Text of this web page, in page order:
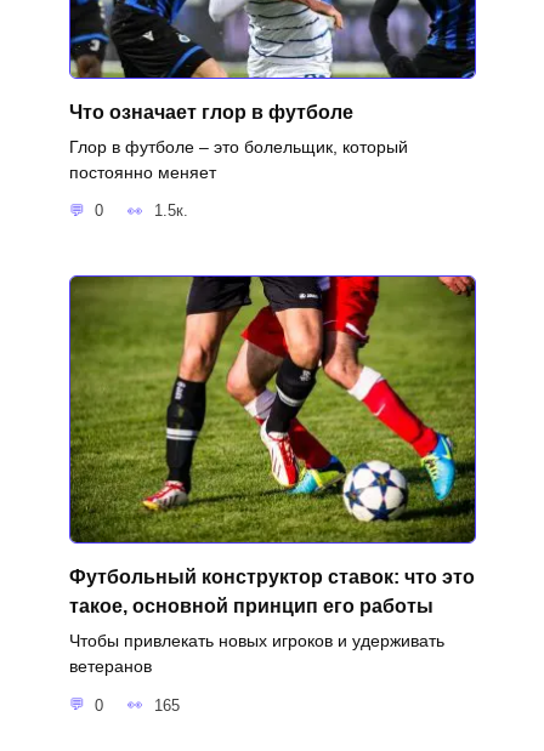
Что означает глор в футболе
Глор в футболе – это болельщик, который
постоянно меняет
0 1.5к.
Футбольный конструктор ставок: что это
такое, основной принцип его работы
Чтобы привлекать новых игроков и удерживать
ветеранов
0 165